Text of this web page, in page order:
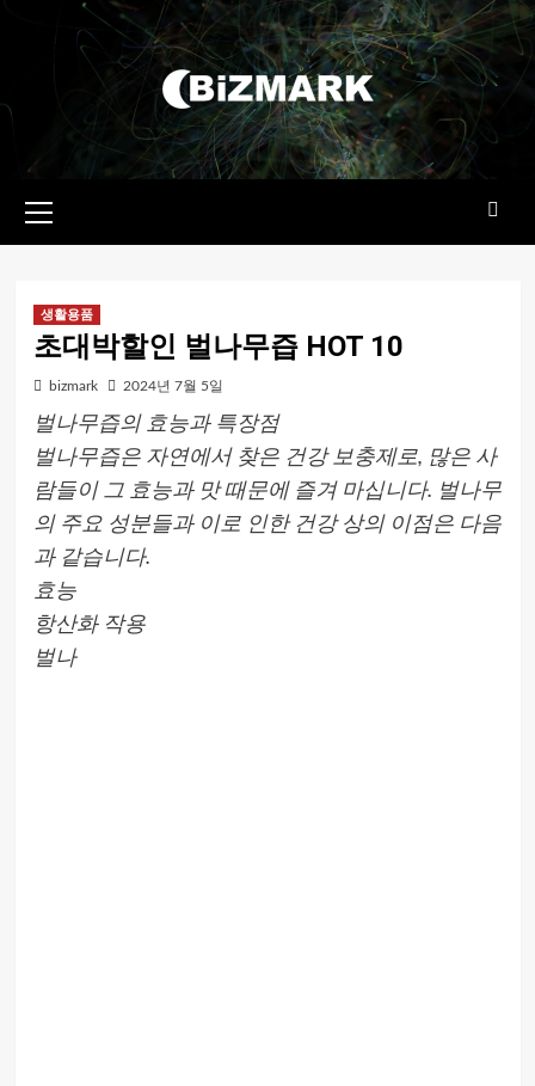
메뉴
생활용품
초대박할인 벌나무즙 HOT 10
bizmark 2024년 7월 5일
벌나무즙의 효능과 특장점
벌나무즙은 자연에서 찾은 건강 보충제로, 많은 사
람들이 그 효능과 맛 때문에 즐겨 마십니다. 벌나무
의 주요 성분들과 이로 인한 건강 상의 이점은 다음
과 같습니다.
효능
항산화 작용
벌나